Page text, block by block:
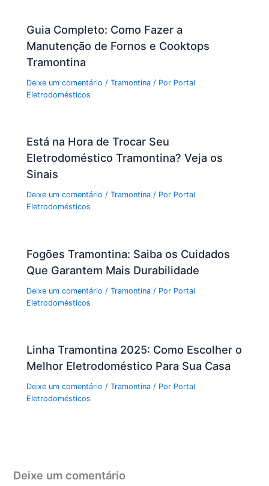
Guia Completo: Como Fazer a
Manutenção de Fornos e Cooktops
Tramontina
Deixe um comentário /Tramontina / Por Portal
Eletrodomésticos
Está na Hora de Trocar Seu
Eletrodoméstico Tramontina? Veja os
Sinais
Deixe um comentário /Tramontina / Por Portal
Eletrodomésticos
Fogões Tramontina: Saiba os Cuidados
Que Garantem Mais Durabilidade
Deixe um comentário /Tramontina / Por Portal
Eletrodomésticos
Linha Tramontina 2025: Como Escolher o
Melhor Eletrodoméstico Para Sua Casa
Deixe um comentário /Tramontina / Por Portal
Eletrodomésticos
Deixe um comentário